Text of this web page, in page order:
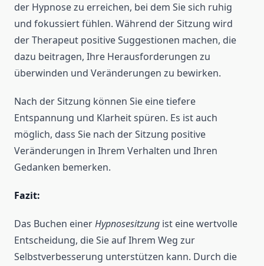
der Hypnose zu erreichen, bei dem Sie sich ruhig
und fokussiert fühlen. Während der Sitzung wird
der Therapeut positive Suggestionen machen, die
dazu beitragen, Ihre Herausforderungen zu
überwinden und Veränderungen zu bewirken.
Nach der Sitzung können Sie eine tiefere
Entspannung und Klarheit spüren. Es ist auch
möglich, dass Sie nach der Sitzung positive
Veränderungen in Ihrem Verhalten und Ihren
Gedanken bemerken.
Fazit:
Das Buchen einerHypnosesitzung ist eine wertvolle
Entscheidung, die Sie auf Ihrem Weg zur
Selbstverbesserung unterstützen kann. Durch die